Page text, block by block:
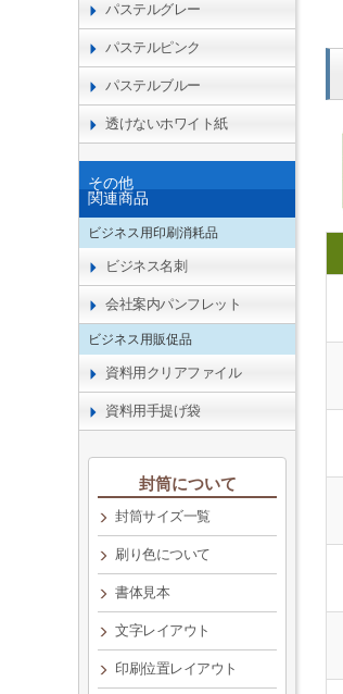
パステルグレー
パステルピンク
パステルブルー
透けないホワイト紙
その他
関連商品
ビジネス用印刷消耗品
ビジネス名刺
会社案内パンフレット
ビジネス用販促品
資料用クリアファイル
資料用手提げ袋
封筒について
封筒サイズ一覧
刷り色について
書体見本
文字レイアウト
印刷位置レイアウト